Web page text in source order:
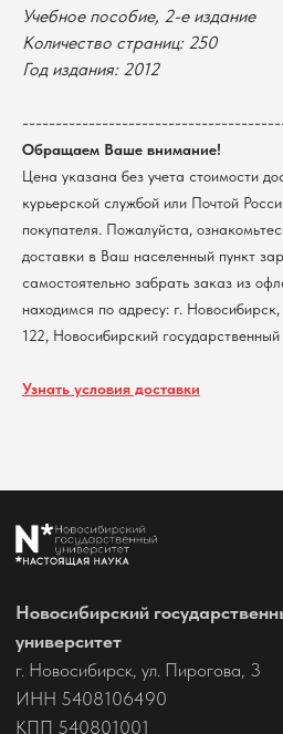
Учебное пособие, 2-е издание
Количество страниц: 250
Год издания: 2012
Обращаем Ваше внимание!
Цена указана без учета стоимости
курьерской службой или Почтой
покупателя. Пожалуйста,
доставки в Ваш населенный пункт
самостоятельно забрать заказ из
находимся по адресу: г.
122, Новосибирский государственный
Узнать условия доставки
Все права защищены
Политика обработки персональных данных
Согласие на обработку персональных данных
пользователей сайта
Новосибирский государственный
г. Новосибирск, ул. Пирогова, 3
ИНН 5408106490
КПП 540801001